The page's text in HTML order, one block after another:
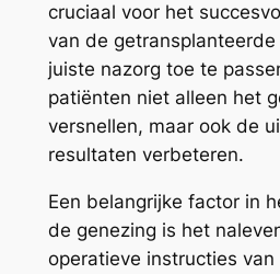
cruciaal voor het
van de
juiste nazorg toe te
patiënten niet alleen het
versnellen, maar ook de
resultaten verbeteren.
Een belangrijke factor in
de genezing is het
operatieve instructies